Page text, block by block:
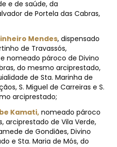
e de saúde, da
de Portela das Cabras,
Mendes, dispensado
de Travassós,
nomeado pároco de Divino
do mesmo arciprestado,
de Sta. Marinha de
S. Miguel de Carreiras e S.
arciprestado;
Kamati, nomeado pároco
arciprestado de Vila Verde,
de Gondiães, Divino
e Sta. Maria de Mós, do